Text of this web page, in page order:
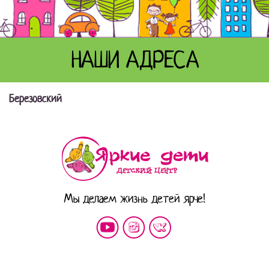
НАШИ АДРЕСА
Березовский
Мы делаем жизнь детей ярче!